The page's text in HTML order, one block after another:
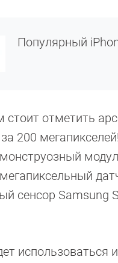
Популярный
отметить
200
сенсор Samsung
использоваться